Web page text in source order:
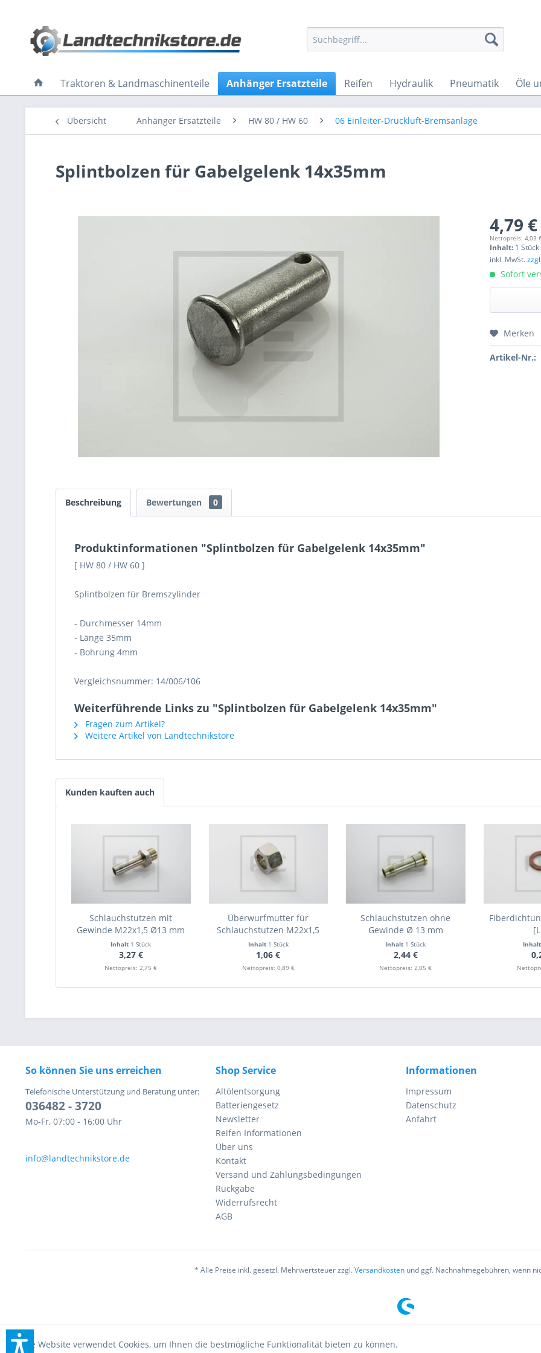
Traktoren & Landmaschinenteile Anhänger Ersatzteile Reifen Hydraulik Pneumatik Öle
Übersicht Anhänger Ersatzteile HW 80 / HW 60 06 Einleiter-Druckluft-Bremsanlage
Splintbolzen für Gabelgelenk 14x35mm
4,79
Nettopreis: 4,03
Inhalt: 1 Stück
inkl. MwSt.
Sofort
Preis
Merken
Artikel-Nr.:
Beschreibung Bewertungen 0
Produktinformationen "Splintbolzen für Gabelgelenk 14x35mm"
[ HW 80 / HW 60 ]
Splintbolzen für Bremszylinder
- Durchmesser 14mm
- Länge 35mm
- Bohrung 4mm
Vergleichsnummer: 14/006/106
Weiterführende Links zu "Splintbolzen für Gabelgelenk 14x35mm"
Fragen zum Artikel?
Weitere Artikel von Landtechnikstore
Kunden kauften auch
Schlauchstutzen mit
Gewinde M22x1,5 Ø13 mm
Inhalt 1 Stück
3,27 €
Nettopreis: 2,75 €
Überwurfmutter für
Schlauchstutzen M22x1,5
Inhalt 1 Stück
1,06 €
Nettopreis: 0,89 €
Schlauchstutzen ohne
Gewinde Ø 13 mm
Inhalt 1 Stück
2,44 €
Nettopreis: 2,05 €
Inhalt
So können Sie uns erreichen
Telefonische Unterstützung und Beratung unter:
036482 - 3720
Mo-Fr, 07:00 - 16:00 Uhr
info@landtechnikstore.de
Shop Service
Altölentsorgung
Batteriengesetz
Newsletter
Reifen Informationen
Über uns
Kontakt
Versand und Zahlungsbedingungen
Rückgabe
Widerrufsrecht
AGB
Informationen
Impressum
Datenschutz
Anfahrt
* Alle Preise inkl. gesetzl. Mehrwertsteuer zzgl.Versandkostenund ggf. Nachnahmegebühren, wenn
Diese Website verwendet Cookies, um Ihnen die bestmögliche Funktionalität bieten zu können.